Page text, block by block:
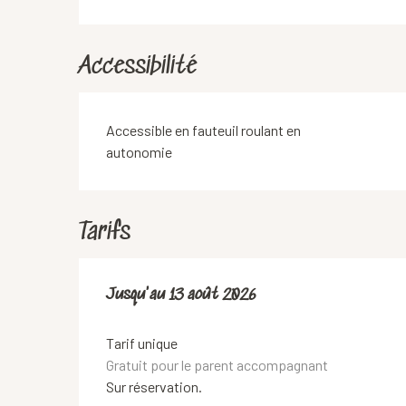
Accessibilité
Accessible en fauteuil roulant en
autonomie
Tarifs
Du16 juillet 2026au13 août 2026
Jusqu'au13 août 2026
Tarif unique
Gratuit pour le parent accompagnant
Sur réservation.